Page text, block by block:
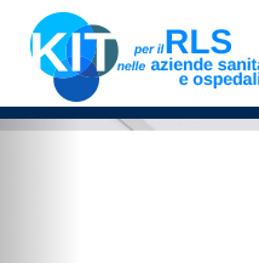
Previous